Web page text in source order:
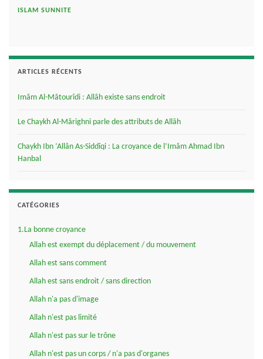
ISLAM SUNNITE
ARTICLES RÉCENTS
Imâm Al-Mâtourîdi : Allâh existe sans endroit
Le Chaykh Al-Mârighni parle des attributs de Allâh
Chaykh Ibn ‘Allân As-Siddîqi : La croyance de l’Imâm Ahmad Ibn
Hanbal
CATÉGORIES
1.La bonne croyance
Allah est exempt du déplacement / du mouvement
Allah est sans comment
Allah est sans endroit / sans direction
Allah n'a pas d'image
Allah n'est pas limité
Allah n'est pas sur le trône
Allah n'est pas un corps / n'a pas d'organes